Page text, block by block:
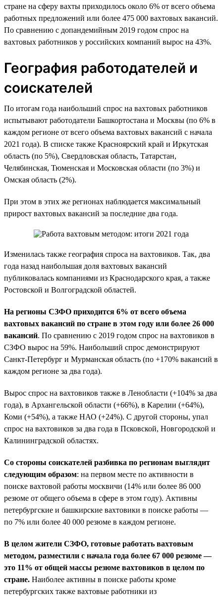
стране на сферу вахты приходилось около 6% от всего объема
работных предложений или более 475 000 вахтовых вакансий.
По сравнению с допандемийным 2019 годом спрос на
вахтовых работников у российских компаний вырос на 43%.
География работодателей и
соискателей
По итогам года наибольший спрос на вахтовых работников
испытывают работодатели Башкортостана и Москвы (по 6% в
каждом регионе от всего объема вахтовых вакансий с начала
2021 года). В списке также Красноярский край и Иркутская
область (по 5%), Свердловская область, Татарстан,
Челябинская, Тюменская и Московская области (по 3%) и
Омская область (2%).
При этом в этих же регионах наблюдается максимальный
прирост вахтовых вакансий за последние два года.
Изменилась также география спроса на вахтовиков. Так, два
года назад наибольшая доля вахтовых вакансий
публиковалась компаниями из Краснодарского края, а также
Ростовской и Волгоградской областей.
На регионы СЗФО приходится 6% от всего объема
вахтовых вакансий по стране в этом году или более 26 000
вакансий. По сравнению с 2019 годом спрос на вахтовиков в
СЗФО вырос на 59%. Наибольший спрос демонстрируют
Санкт-Петербург и Мурманская область (по +170% вакансий в
каждом регионе за два года).
Вырос спрос на вахтовиков также в Ленобласти (+104% за два
года), в Архангельской области (+66%), в Карелии (+64%),
Коми (+54%), а также НАО (+24%). С другой стороны, упал
спрос на вахтовиков за два года в Псковской, Новгородской и
Калининградской областях.
Со стороны соискателей разбивка по регионам выглядит
следующим образом: на первом месте по активности в
поиске вахтовой работы москвичи (14% или более 86 000
резюме от общего объема в сфере в этом году). Активны
петербургские и башкирские вахтовики в поиске работы —
по 7% или более 40 000 резюме в каждом регионе.
В целом жители СЗФО, готовые работать вахтовым
методом, разместили с начала года более 67 000 резюме —
это 11% от общей массы резюме вахтовиков в целом по
стране. Наиболее активны в поиске работы кроме
петербургских также вахтовые работники из